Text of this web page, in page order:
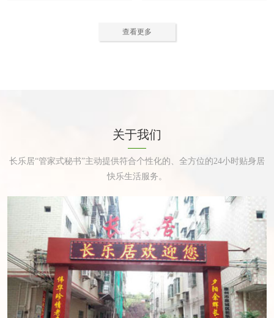
查看更多
关于我们
长乐居“管家式秘书”主动提供符合个性化的、全方位的24小时贴身居
快乐生活服务。